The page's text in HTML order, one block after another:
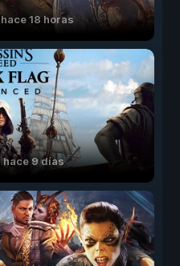
hace 18 horas
hace 9 días